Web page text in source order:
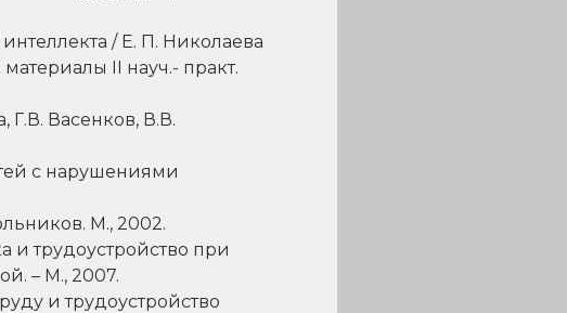
/ Е. П. Николаева
II науч.- практ.
Г.В. Васенков, В.В.
с нарушениями
М., 2002.
и трудоустройство при
– М., 2007.
и трудоустройство